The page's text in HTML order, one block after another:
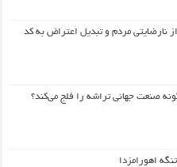
نارضایتی مردم و تبدیل اعتراض به کد
صنعت جهانی تراشه را فلج می‌کند؟
اهورامزدا